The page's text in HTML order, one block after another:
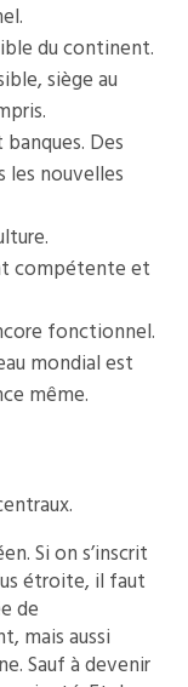
du continent.
siège au
Des
les nouvelles
compétente et
fonctionnel.
mondial est
même.
Si on s’inscrit
étroite, il faut
de
mais aussi
Sauf à devenir